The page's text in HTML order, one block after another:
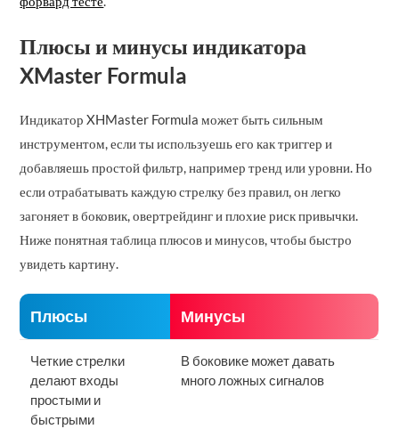
Плюсы и минусы индикатора
XMaster Formula
Индикатор XHMaster Formula может быть сильным
инструментом, если ты используешь его как триггер и
добавляешь простой фильтр, например тренд или уровни. Но
если отрабатывать каждую стрелку без правил, он легко
загоняет в боковик, овертрейдинг и плохие риск привычки.
Ниже понятная таблица плюсов и минусов, чтобы быстро
увидеть картину.
Плюсы Минусы
Четкие стрелки
делают входы
простыми и
быстрыми
В боковике может давать
много ложных сигналов